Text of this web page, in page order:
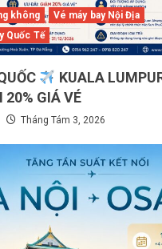
không
Vé máy bay Nội Địa
Quốc Tế
KUALA
20% GIÁ VÉ
Tháng Tám 3, 2026